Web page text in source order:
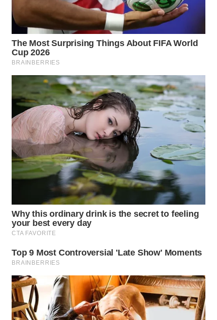
TANGERANG
WN
BINJAI
WN
CIREBON
WN
INDRAMAYU
WN
KUNINGAN
WN
SUBANG
WN
SUKABUMI
WN
PURWAKARTA